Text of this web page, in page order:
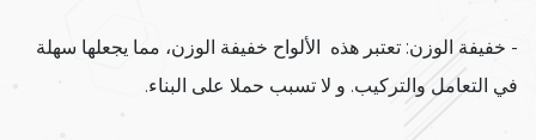
- خفيفة الوزن: تعتبر هذه الألواح خفيفة الوزن، مما يجعلها سهلة
في التعامل والتركيب. و لا تسبب حملا على البناء.